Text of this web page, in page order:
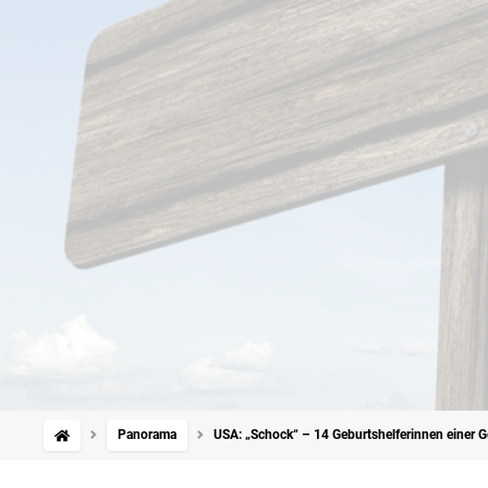
Panorama USA: „Schock“ – 14 Geburtshelferinnen einer